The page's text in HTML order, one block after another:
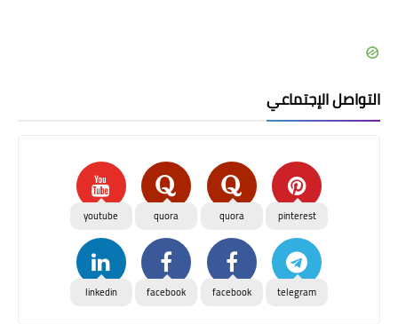
التواصل الإجتماعي
pinterest
quora
quora
youtube
telegram
facebook
facebook
linkedin